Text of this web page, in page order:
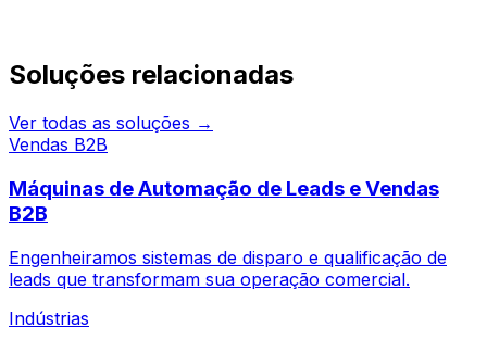
Soluções relacionadas
Ver todas as soluções →
Vendas B2B
Máquinas de Automação de Leads e Vendas
B2B
Engenheiramos sistemas de disparo e qualificação de
leads que transformam sua operação comercial.
Indústrias